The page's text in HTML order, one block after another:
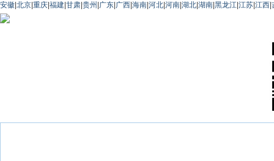
安徽 北京 重庆 福建 甘肃 贵州 广东 广西 海南 河北 河南 湖北 湖南 黑龙江 江苏 江西